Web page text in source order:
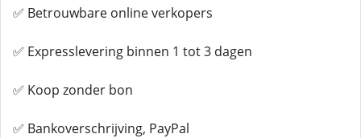
✅ Betrouwbare online verkopers
✅ Expresslevering binnen 1 tot 3 dagen
✅ Koop zonder bon
✅ Bankoverschrijving, PayPal